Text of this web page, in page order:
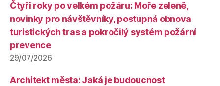
Čtyři roky po velkém požáru: Moře zeleně,
novinky pro návštěvníky, postupná obnova
turistických tras a pokročilý systém požární
prevence
29/07/2026
Architekt města: Jaká je budoucnost